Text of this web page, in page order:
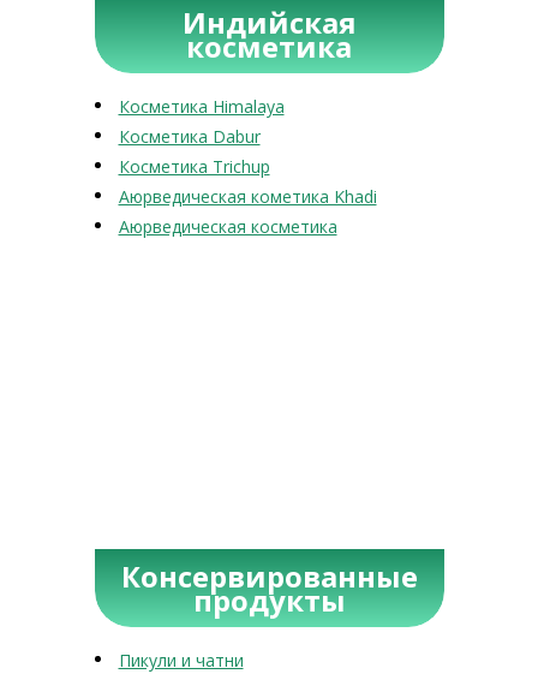
Индийская
косметика
Косметика Himalaya
Косметика Dabur
Косметика Trichup
Аюрведическая кометика Khadi
Аюрведическая косметика
Консервированные
продукты
Пикули и чатни